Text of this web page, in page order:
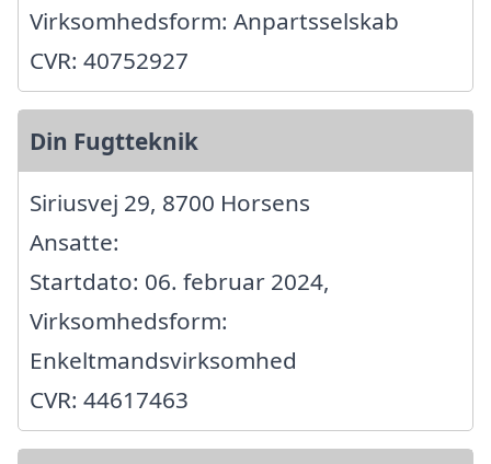
Virksomhedsform: Anpartsselskab
CVR: 40752927
Din Fugtteknik
Siriusvej 29, 8700 Horsens
Ansatte:
Startdato: 06. februar 2024,
Virksomhedsform:
Enkeltmandsvirksomhed
CVR: 44617463